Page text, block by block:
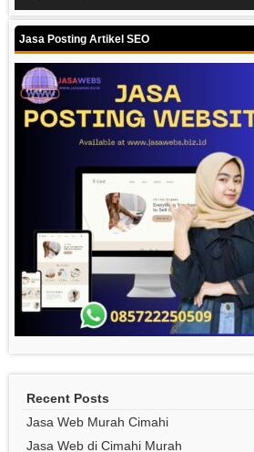
Jasa Posting Artikel SEO
Recent Posts
Jasa Web Murah Cimahi
Jasa Web di Cimahi Murah